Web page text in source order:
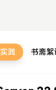
践 书斋絮